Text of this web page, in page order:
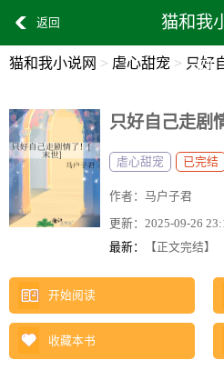
返回 猫和我
网
猫和我小说网 > 虐心甜宠 > 只好
只好自己走剧
虐心甜宠 已完结
作者： 马户子君
更新： 2025-09-26
最新：
【正文完结】
开始阅读
收藏本书